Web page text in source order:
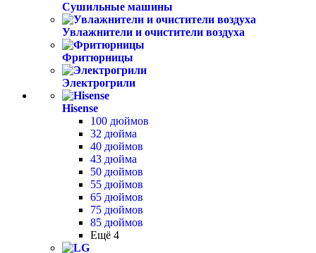
Сушильные машины
Увлажнители и очистители воздуха
Фритюрницы
Электрогрили
Hisense
100 дюймов
32 дюйма
40 дюймов
43 дюйма
50 дюймов
55 дюймов
65 дюймов
75 дюймов
85 дюймов
Ещё 4